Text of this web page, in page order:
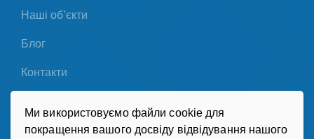
Ми використовуємо файли cookie для
покращення вашого досвіду відвідування нашого
Наші об’єкти
Блог
Контакти
Політика конфіденційності